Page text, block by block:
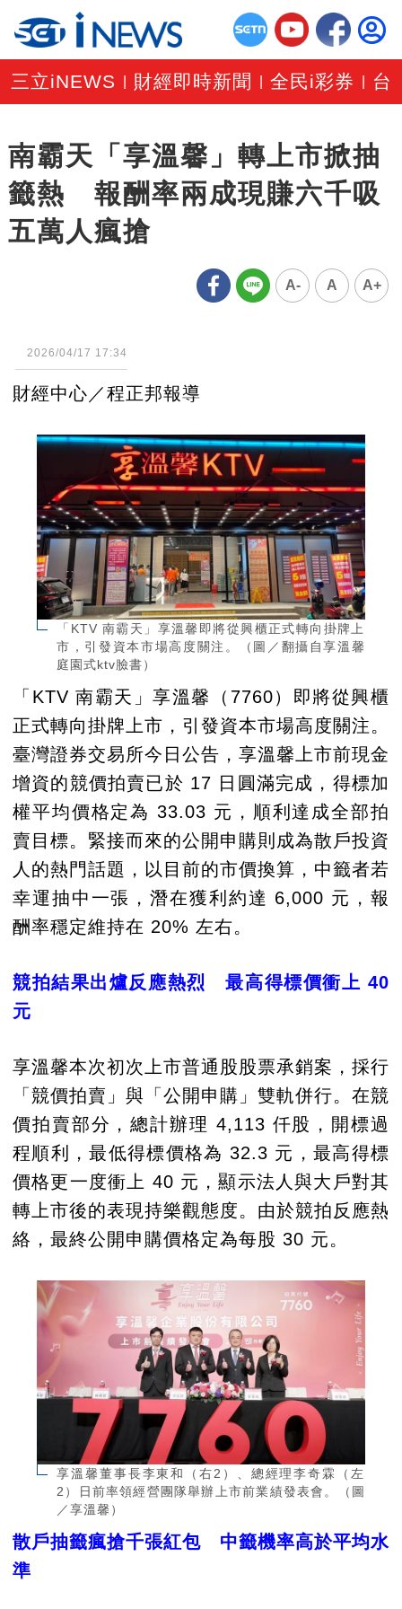
三立iNEWS 財經即時新聞 |全民i彩券 台
南霸天「享溫馨」轉上市掀抽
籤熱 報酬率兩成現賺六千吸
五萬人瘋搶
A- A A+
2026/04/17 17:34
財經中心／程正邦報導
「KTV 南霸天」享溫馨即將從興櫃正式轉向掛牌上
市，引發資本市場高度關注。（圖／翻攝自享溫馨
庭園式ktv臉書）
「KTV 南霸天」享溫馨（7760）即將從興櫃
正式轉向掛牌上市，引發資本市場高度關注。
臺灣證券交易所今日公告，享溫馨上市前現金
增資的競價拍賣已於 17 日圓滿完成，得標加
權平均價格定為 33.03 元，順利達成全部拍
賣目標。緊接而來的公開申購則成為散戶投資
人的熱門話題，以目前的市價換算，中籤者若
幸運抽中一張，潛在獲利約達 6,000 元，報
酬率穩定維持在 20% 左右。
競拍結果出爐反應熱烈 最高得標價衝上 40
元
享溫馨本次初次上市普通股股票承銷案，採行
「競價拍賣」與「公開申購」雙軌併行。在競
價拍賣部分，總計辦理 4,113 仟股，開標過
程順利，最低得標價格為 32.3 元，最高得標
價格更一度衝上 40 元，顯示法人與大戶對其
轉上市後的表現持樂觀態度。由於競拍反應熱
絡，最終公開申購價格定為每股 30 元。
享溫馨董事長李東和（右2）、總經理李奇霖（左
2）日前率領經營團隊舉辦上市前業績發表會。（圖
／享溫馨）
散戶抽籤瘋搶千張紅包 中籤機率高於平均水
準